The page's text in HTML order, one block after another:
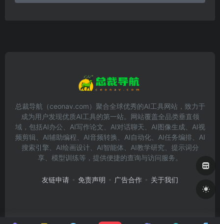
总裁导航（ceonav.com）聚合全球优秀的AI工具网站，致力于
成为用户发现优质AI工具的第一站。网站覆盖全品类垂直领
域，包括AI办公、AI写作论文、AI对话聊天、AI图像生成、AI视
频剪辑、AI辅助编程、AI音频转换、AI自动化、AI任务编排、AI
搜索引擎、AI绘画设计、AI智能体、AI教学研究、提示词分
享、模型训练等，提供便捷的查询与访问服务。
友链申请 免责声明 广告合作 关于我们
Copyright © 2026